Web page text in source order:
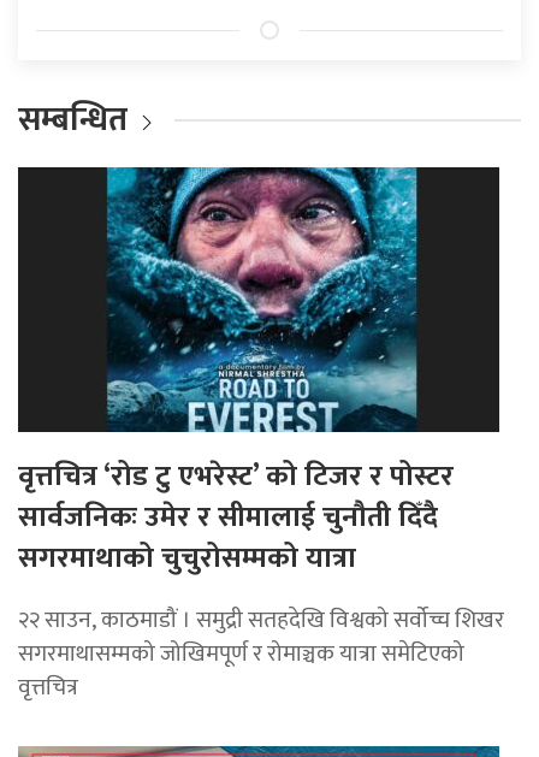
सम्बन्धित
वृत्तचित्र ‘रोड टु एभरेस्ट’ को टिजर र पोस्टर
सार्वजनिकः उमेर र सीमालाई चुनौती दिँदै
सगरमाथाको चुचुरोसम्मको यात्रा
२२ साउन, काठमाडौं । समुद्री सतहदेखि विश्वको सर्वोच्च शिखर
सगरमाथासम्मको जोखिमपूर्ण र रोमाञ्चक यात्रा समेटिएको
वृत्तचित्र